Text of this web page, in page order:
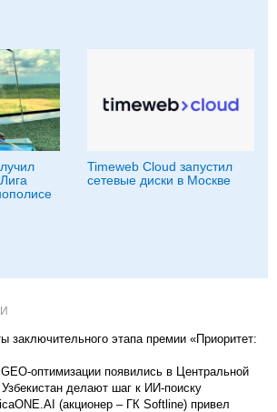
Timeweb Cloud запустил
сетевые диски в Москве
заключительного этапа премии «Приоритет:
оптимизации появились в Центральной
делают шаг к ИИ-поиску
(акционер – ГК Softline) привел